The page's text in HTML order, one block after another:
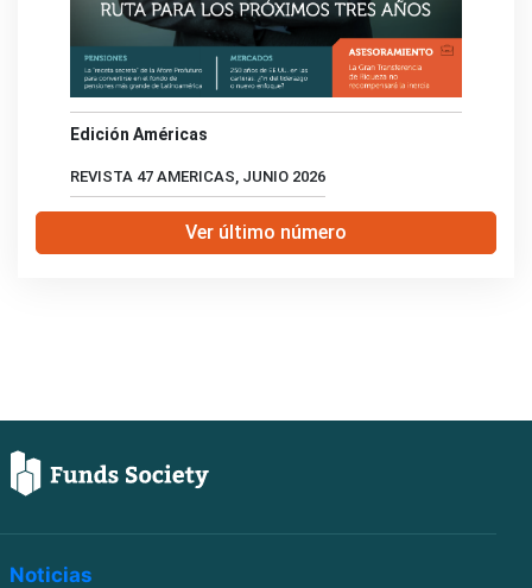
Edición Américas
REVISTA 47 AMERICAS, JUNIO 2026
Ver último número
Noticias